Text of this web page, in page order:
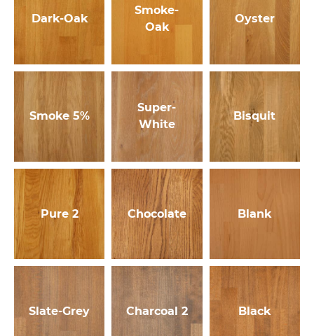
Dark-Oak
Smoke-
Oak
Oyster
Smoke 5%
Super-
White
Bisquit
Pure 2 Chocolate Blank
Slate-Grey Charcoal 2 Black